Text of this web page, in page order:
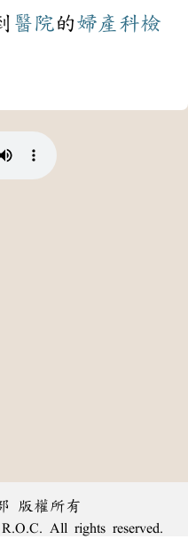
醫院的婦產科檢
版權所有
All rights reserved.